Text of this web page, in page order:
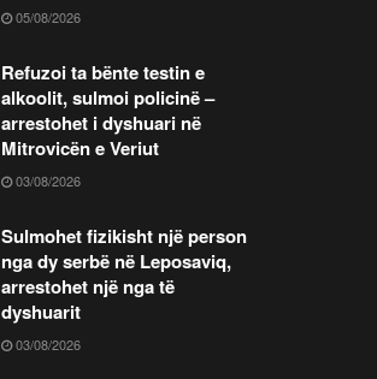
05/08/2026
Refuzoi ta bënte testin e
alkoolit, sulmoi policinë –
arrestohet i dyshuari në
Mitrovicën e Veriut
03/08/2026
Sulmohet fizikisht një person
nga dy serbë në Leposaviq,
arrestohet një nga të
dyshuarit
03/08/2026